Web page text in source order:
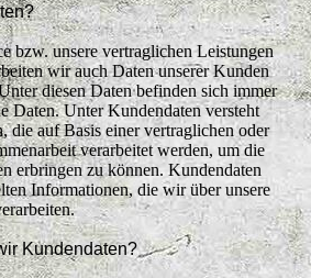
bzw. unsere vertraglichen Leistungen
wir auch Daten unserer Kunden
diesen Daten befinden sich immer
Daten. Unter Kundendaten versteht
die auf Basis einer vertraglichen oder
verarbeitet werden, um die
erbringen zu können. Kundendaten
Informationen, die wir über unsere
Kundendaten?